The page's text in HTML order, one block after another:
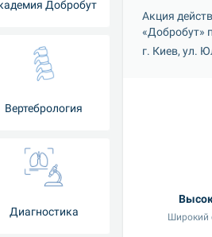
Добробут
Вертебрология
Диагностика
Акция
«Добробут»
г. Киев, ул.
Широкий